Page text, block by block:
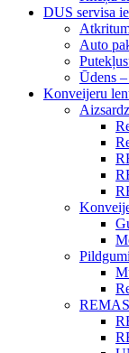
DUS servisa
Auto
Ūdens
Konveijeru